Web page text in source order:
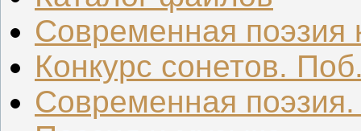
Современная поэзия
Конкурс сонетов.
Современная